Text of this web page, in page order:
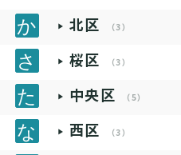
北区 （3）
桜区 （3）
中央区 （5）
西区 （3）